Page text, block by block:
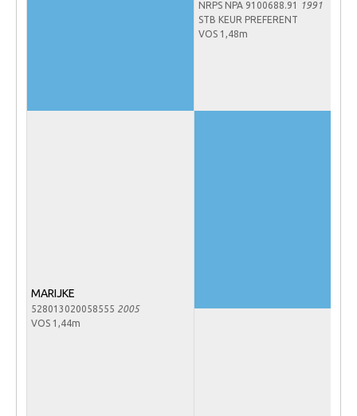
Wereldkampioenschap Jonge Paarden
Onze fokkerij
NRPS NPA 9100688.91
1991
STB KEUR PREFERENT
VOS 1,48m
MARIJKE
528013020058555 2005
VOS 1,44m